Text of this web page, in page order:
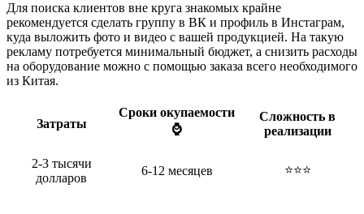
Для поиска клиентов вне круга знакомых крайне
рекомендуется сделать группу в ВК и профиль в Инстаграм,
куда выложить фото и видео с вашей продукцией. На такую
рекламу потребуется минимальный бюджет, а снизить расходы
на оборудование можно с помощью заказа всего необходимого
из Китая.
Затраты
Сроки окупаемости
⌚
Сложность в
реализации
2-3 тысячи
долларов
6-12 месяцев ⭐⭐⭐